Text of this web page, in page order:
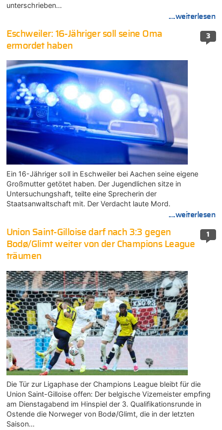
unterschrieben…
....weiterlesen
3
Eschweiler: 16-Jähriger soll seine Oma
ermordet haben
Ein 16-Jähriger soll in Eschweiler bei Aachen seine eigene
Großmutter getötet haben. Der Jugendlichen sitze in
Untersuchungshaft, teilte eine Sprecherin der
Staatsanwaltschaft mit. Der Verdacht laute Mord.
....weiterlesen
1
Union Saint-Gilloise darf nach 3:3 gegen
Bodø/Glimt weiter von der Champions League
träumen
Die Tür zur Ligaphase der Champions League bleibt für die
Union Saint-Gilloise offen: Der belgische Vizemeister empfing
am Dienstagabend im Hinspiel der 3. Qualifikationsrunde in
Ostende die Norweger von Bodø/Glimt, die in der letzten
Saison…